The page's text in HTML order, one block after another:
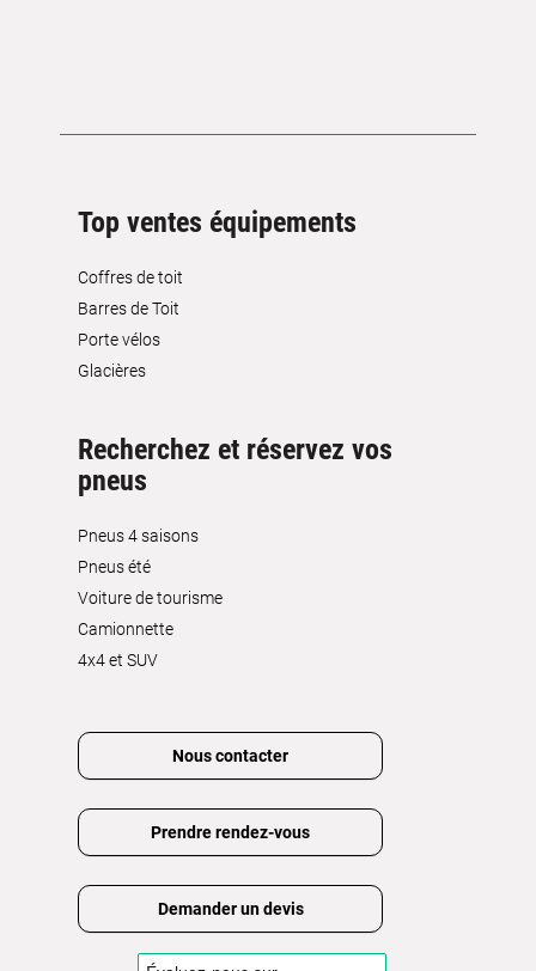
Top ventes équipements
Coffres de toit
Barres de Toit
Porte vélos
Glacières
Recherchez et réservez vos
pneus
Pneus 4 saisons
Pneus été
Voiture de tourisme
Camionnette
4x4 et SUV
Nous contacter
Prendre rendez-vous
Demander un devis